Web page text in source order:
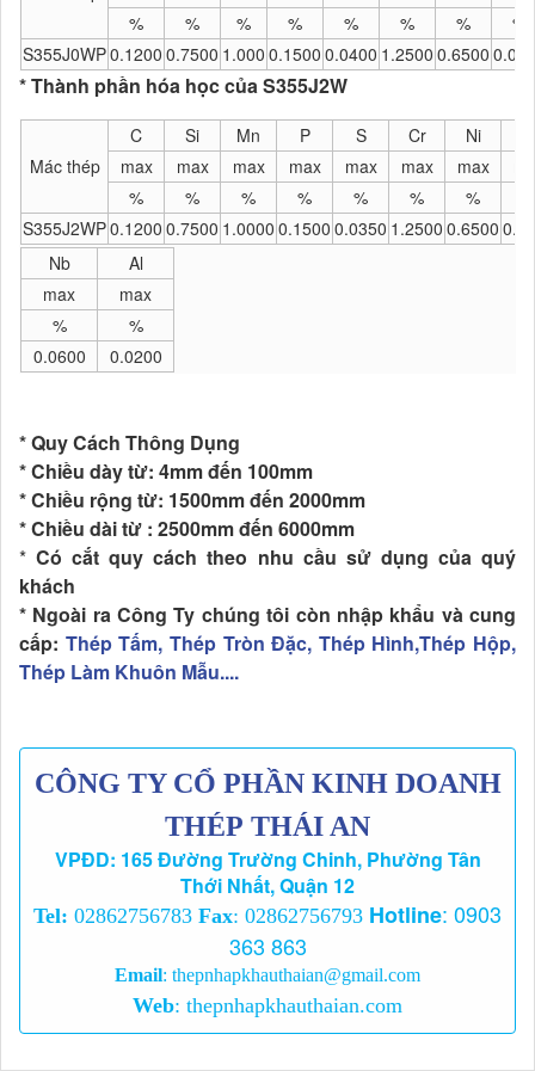
%
% % % % % %
%
S355J0WP0.1200 0.7500 1.000 0.1500 0.0400 1.2500 0.6500
* Thành phần hóa học của S355J2W
Mác thép
C Si Mn P S Cr Ni
max
max max max max max max
%
% % % % % %
S355J2WP0.1200 0.7500 1.0000 0.1500 0.0350 1.2500 0.6500
Nb
Al
max
max
%
%
0.0600
0.0200
* Quy Cách Thông Dụng
* Chiều dày từ: 4mm đến 100mm
* Chiều rộng từ: 1500mm đến 2000mm
* Chiều dài từ : 2500mm đến 6000mm
*Có cắt quy cách theo nhu cầu sử dụng của quý
khách
* Ngoài ra Công Ty chúng tôi còn nhập khẩu và cung
cấp: Thép Tấm, Thép Tròn Đặc, Thép Hình,Thép Hộp,
Thép Làm Khuôn Mẫu....
CÔNG TY CỔ PHẦN KINH DOANH
THÉP THÁI AN
VPĐD: 165 Đường Trường Chinh, Phường Tân
Thới Nhất, Quận 12
Tel: 02862756783 Fax: 02862756793 Hotline: 0903
363 863
Email: thepnhapkhauthaian@gmail.com
Web: thepnhapkhauthaian.com